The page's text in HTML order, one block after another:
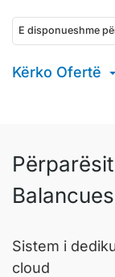
E disponueshme
Kërko Ofertë
Sistem i
cloud